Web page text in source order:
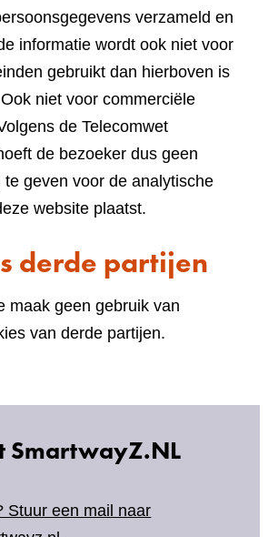
verzameld en
informatie wordt ook niet voor
gebruikt dan hierboven is
niet voor commerciële
de Telecomwet
de bezoeker dus geen
te geven voor de analytische
website plaatst.
derde partijen
maak geen gebruik van
van derde partijen.
SmartwayZ.NL
Stuur een mail naar